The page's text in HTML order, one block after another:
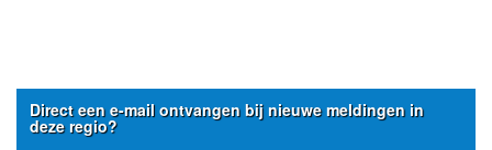
Direct een e-mail ontvangen bij nieuwe meldingen in
deze regio?